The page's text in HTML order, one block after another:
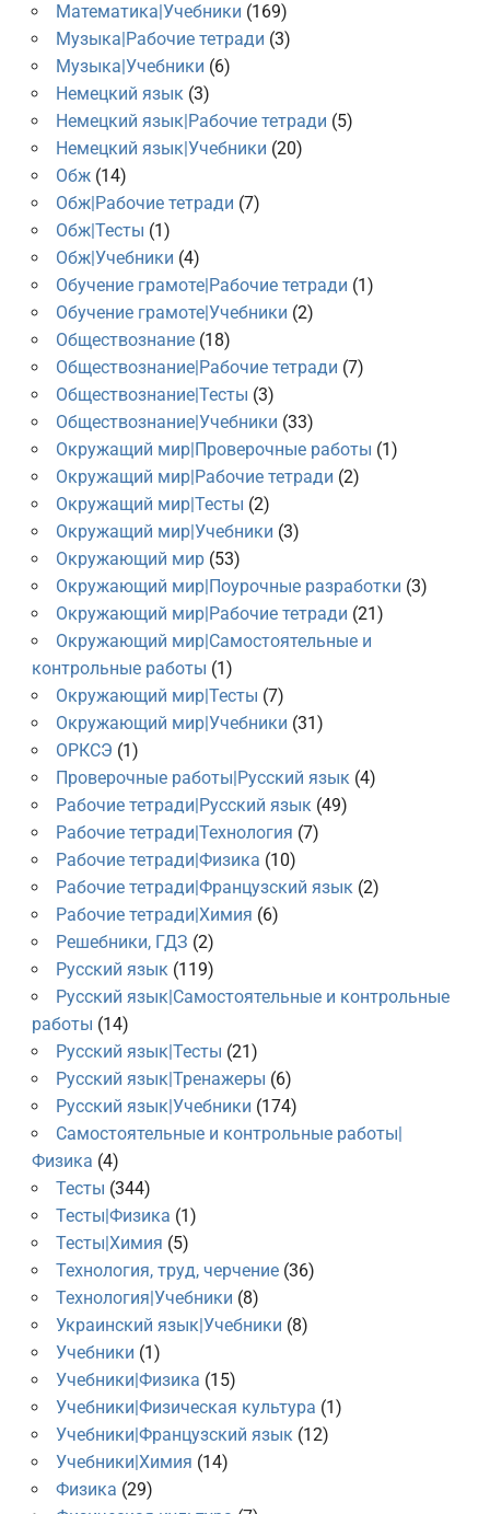
Математика|Учебники (169)
Музыка|Рабочие тетради (3)
Музыка|Учебники (6)
Немецкий язык(3)
Немецкий язык|Рабочие тетради (5)
Немецкий язык|Учебники (20)
Обж(14)
Обж|Рабочие тетради (7)
Обж|Тесты (1)
Обж|Учебники (4)
Обучение грамоте|Рабочие тетради (1)
Обучение грамоте|Учебники (2)
Обществознание(18)
Обществознание|Рабочие тетради (7)
Обществознание|Тесты (3)
Обществознание|Учебники (33)
Окружащий мир|Проверочные работы (1)
Окружащий мир|Рабочие тетради (2)
Окружащий мир|Тесты (2)
Окружащий мир|Учебники (3)
Окружающий мир(53)
Окружающий мир|Поурочные разработки (3)
Окружающий мир|Рабочие тетради (21)
Окружающий мир|Самостоятельные и
контрольные работы (1)
Окружающий мир|Тесты (7)
Окружающий мир|Учебники (31)
ОРКСЭ (1)
Проверочные работы|Русский язык(4)
Рабочие тетради|Русский язык(49)
Рабочие тетради|Технология (7)
Рабочие тетради|Физика (10)
Рабочие тетради|Французский язык(2)
Рабочие тетради|Химия (6)
Решебники, ГДЗ (2)
Русский язык(119)
Русский язык|Самостоятельные и контрольные
работы (14)
Русский язык|Тесты (21)
Русский язык|Тренажеры (6)
Русский язык|Учебники (174)
Самостоятельные и контрольные работы|
Физика (4)
Тесты (344)
Тесты|Физика (1)
Тесты|Химия (5)
Технология, труд, черчение(36)
Технология|Учебники (8)
Украинский язык|Учебники (8)
Учебники (1)
Учебники|Физика (15)
Учебники|Физическая культура (1)
Учебники|Французский язык(12)
Учебники|Химия (14)
Физика (29)